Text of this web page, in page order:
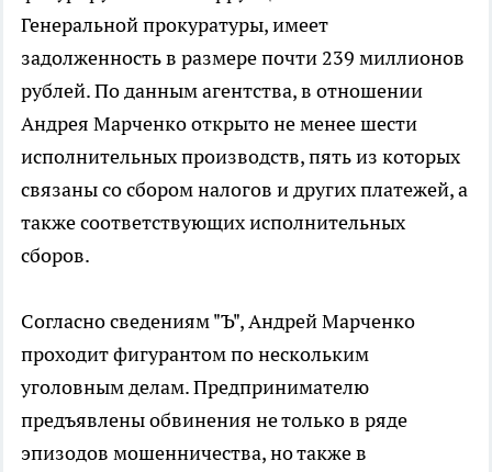
Генеральной прокуратуры, имеет
задолженность в размере почти 239 миллионов
рублей. По данным агентства, в отношении
Андрея Марченко открыто не менее шести
исполнительных производств, пять из которых
связаны со сбором налогов и других платежей, а
также соответствующих исполнительных
сборов.
Согласно сведениям "Ъ", Андрей Марченко
проходит фигурантом по нескольким
уголовным делам. Предпринимателю
предъявлены обвинения не только в ряде
эпизодов мошенничества, но также в